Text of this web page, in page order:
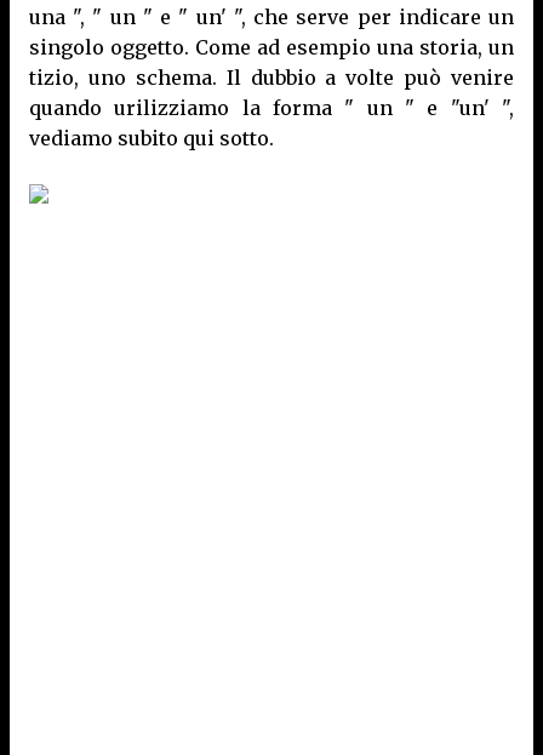
una ", " un " e " un' ", che serve per indicare un
singolo oggetto. Come ad esempio una storia, un
tizio, uno schema. Il dubbio a volte può venire
quando urilizziamo la forma " un " e "un' ",
vediamo subito qui sotto.